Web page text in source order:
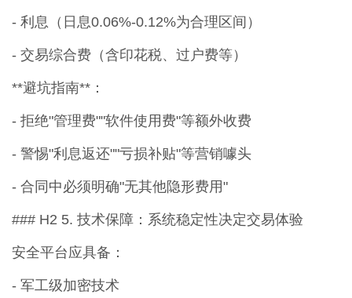
- 利息（日息0.06%-0.12%为合理区间）
- 交易综合费（含印花税、过户费等）
**避坑指南**：
- 拒绝"管理费""软件使用费"等额外收费
- 警惕"利息返还""亏损补贴"等营销噱头
- 合同中必须明确"无其他隐形费用"
### H2 5. 技术保障：系统稳定性决定交易体验
安全平台应具备：
- 军工级加密技术